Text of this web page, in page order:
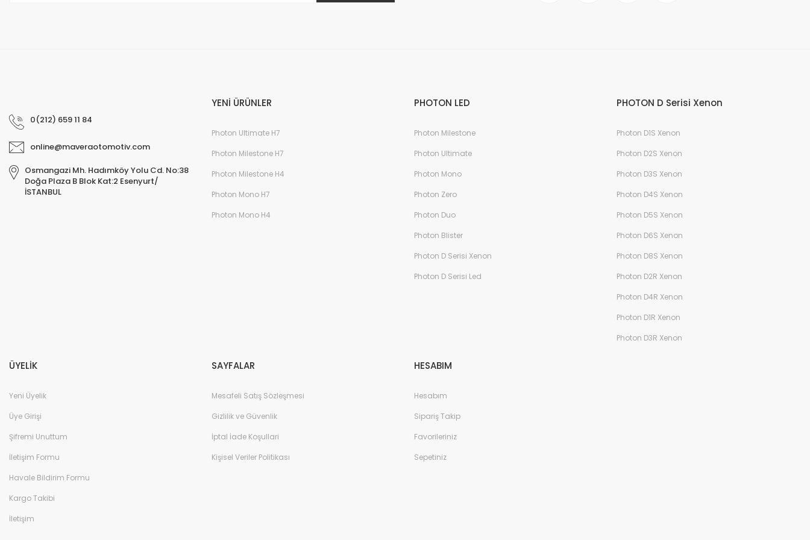
0(212) 659 11 84
online@maveraotomotiv.com
Osmangazi Mh. Hadımköy Yolu Cd. No:38
Doğa Plaza B Blok Kat:2 Esenyurt/
İSTANBUL
YENİ ÜRÜNLER
Photon Ultimate H7
Photon Milestone H7
Photon Milestone H4
Photon Mono H7
Photon Mono H4
PHOTON LED
Photon Milestone
Photon Ultimate
Photon Mono
Photon Zero
Photon Duo
Photon Blister
Photon D Serisi Xenon
Photon D Serisi Led
PHOTON D Serisi Xenon
Photon D1S Xenon
Photon D2S Xenon
Photon D3S Xenon
Photon D4S Xenon
Photon D5S Xenon
Photon D6S Xenon
Photon D8S Xenon
Photon D2R Xenon
Photon D4R Xenon
Photon D1R Xenon
Photon D3R Xenon
ÜYELİK
Yeni Üyelik
Üye Girişi
Şifremi Unuttum
İletişim Formu
Havale Bildirim Formu
Kargo Takibi
İletişim
SAYFALAR
Mesafeli Satış Sözleşmesi
Gizlilik ve Güvenlik
İptal İade Koşullari
Kişisel Veriler Politikası
HESABIM
Hesabım
Sipariş Takip
Favorileriniz
Sepetiniz